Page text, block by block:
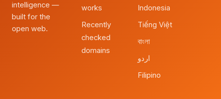
intelligence —
built for the
open web.
works
Recently
checked
domains
Indonesia
Tiếng Việt
বাংলা
اردو
Filipino